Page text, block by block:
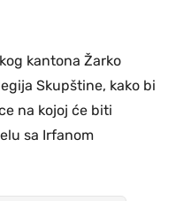
kantona Žarko
Skupštine, kako bi
na kojoj će biti
sa Irfanom